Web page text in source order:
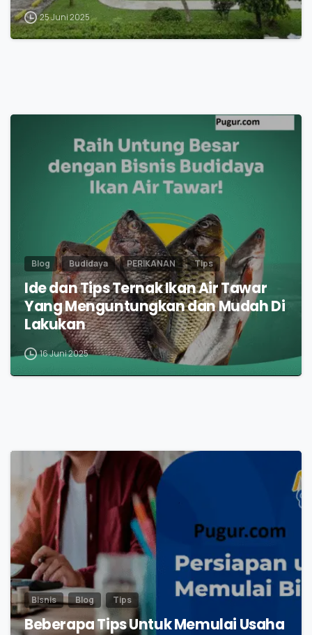
25 Juni 2025
Blog Budidaya PERIKANAN Tips
Ide dan Tips Ternak Ikan Air Tawar
Yang Menguntungkan dan Mudah Di
Lakukan
16 Juni 2025
Bisnis Blog Tips
Beberapa Tips Untuk Memulai Usaha